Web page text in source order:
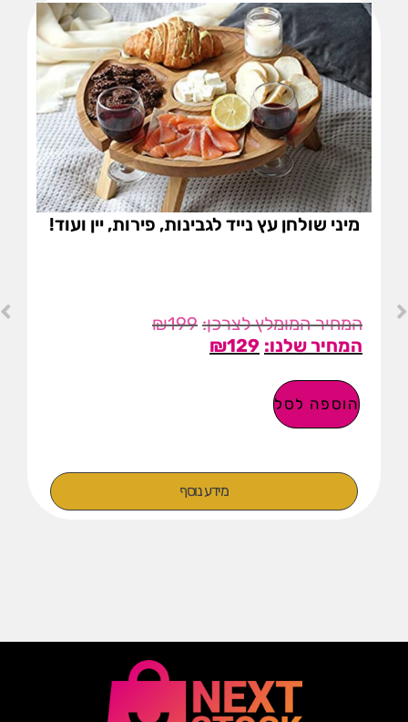
מיני שולחן עץ נייד לגבינות, פירות, יין ועוד!
₪199
₪129
הוספה לסל
מידע נוסף